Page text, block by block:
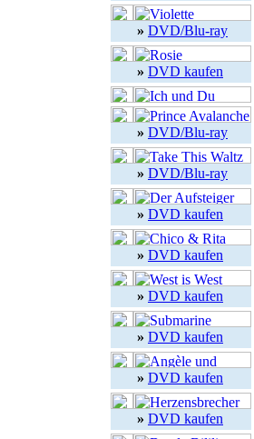
» DVD/Blu-ray
» DVD kaufen
» DVD/Blu-ray
» DVD/Blu-ray
» DVD kaufen
» DVD kaufen
» DVD kaufen
» DVD kaufen
» DVD kaufen
» DVD kaufen